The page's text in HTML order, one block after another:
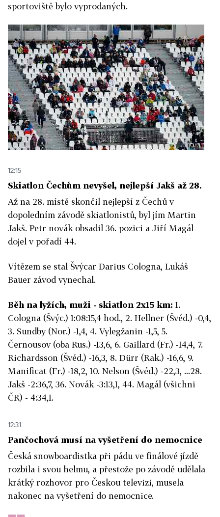
sportoviště bylo vyprodaných.
12:15
Skiatlon Čechům nevyšel, nejlepší Jakš až 28.
Až na 28. místě skončil nejlepší z Čechů v
dopoledním závodě skiatlonistů, byl jím Martin
Jakš. Petr novák obsadil 36. pozici a Jiří Magál
dojel v pořadí 44.
Vítězem se stal Švýcar Darius Cologna, Lukáš
Bauer závod vynechal.
Běh na lyžích, muži - skiatlon 2x15 km: 1.
Cologna (Švýc.) 1:08:15,4 hod., 2. Hellner (Švéd.) -0,4,
3. Sundby (Nor.) -1,4, 4. Vylegžanin -1,5, 5.
Černousov (oba Rus.) -13,6, 6. Gaillard (Fr.) -14,4, 7.
Richardsson (Švéd.) -16,3, 8. Dürr (Rak.) -16,6, 9.
Manificat (Fr.) -18,2, 10. Nelson (Švéd.) -22,3, ...28.
Jakš -2:36,7, 36. Novák -3:13,1, 44. Magál (všichni
ČR) - 4:34,1.
12:31
Pančochová musí na vyšetření do nemocnice
Česká snowboardistka při pádu ve finálové jízdě
rozbila i svou helmu, a přestože po závodě udělala
krátký rozhovor pro Českou televizi, musela
nakonec na vyšetření do nemocnice.